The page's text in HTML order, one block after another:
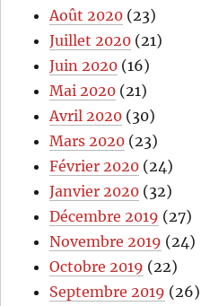
Août 2020 (23)
Juillet 2020 (21)
Juin 2020 (16)
Mai 2020 (21)
Avril 2020 (30)
Mars 2020 (23)
Février 2020 (24)
Janvier 2020 (32)
Décembre 2019 (27)
Novembre 2019 (24)
Octobre 2019 (22)
Septembre 2019 (26)